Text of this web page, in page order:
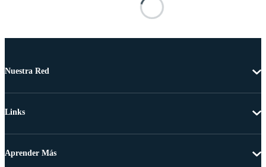
Nuestra Red
Links
Aprender Más